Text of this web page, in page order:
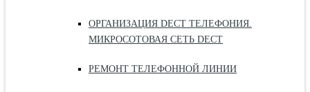
ОРГАНИЗАЦИЯ DECT ТЕЛЕФОНИЯ.
МИКРОСОТОВАЯ СЕТЬ DECT
РЕМОНТ ТЕЛЕФОННОЙ ЛИНИИ